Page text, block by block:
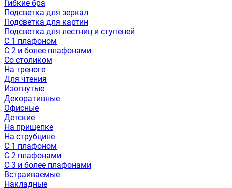
Гибкие бра
Подсветка для зеркал
Подсветка для картин
Подсветка для лестниц и ступеней
С 1 плафоном
С 2 и более плафонами
Со столиком
На треноге
Для чтения
Изогнутые
Декоративные
Офисные
Детские
На прищепке
На струбцине
С 1 плафоном
С 2 плафонами
С 3 и более плафонами
Встраиваемые
Накладные